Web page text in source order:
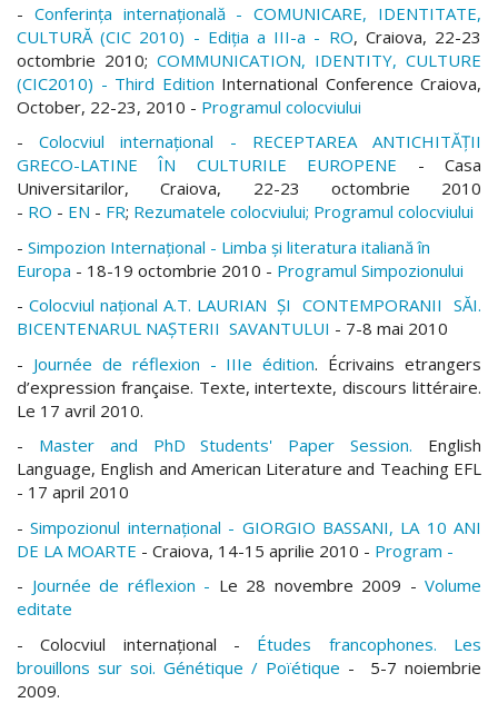
- Conferinţa internaţională - COMUNICARE, IDENTITATE,
CULTURĂ (CIC 2010) - Ediţia a III-a - RO, Craiova, 22-23
octombrie 2010; COMMUNICATION, IDENTITY, CULTURE
(CIC2010) - Third Edition International Conference Craiova,
October, 22-23, 2010 - Programul colocviului
-
Colocviul internaţional - RECEPTAREA ANTICHITĂŢII
GRECO-LATINE ÎN CULTURILE EUROPENE
- Casa
Universitarilor, Craiova, 22-23 octombrie 2010
- RO - EN - FR; Rezumatele colocviului; Programul colocviului
- Simpozion Internaţional - Limba şi literatura italiană în
Europa - 18-19 octombrie 2010 - Programul Simpozionului
- Colocviul naţional A.T. LAURIAN ŞI CONTEMPORANII SĂI.
BICENTENARUL NAŞTERII SAVANTULUI - 7-8 mai 2010
- Journée de réflexion - IIIe édition. Écrivains etrangers
d’expression française. Texte, intertexte, discours littéraire.
Le 17 avril 2010.
-
Master and PhD Students' Paper Session.
English
Language, English and American Literature and Teaching EFL
- 17 april 2010
- Simpozionul internaţional - GIORGIO BASSANI, LA 10 ANI
DE LA MOARTE - Craiova, 14-15 aprilie 2010 - Program -
- Journée de réflexion - Le 28 novembre 2009 - Volume
editate
- Colocviul internaţional -
Études francophones. Les
brouillons sur soi. Génétique / Poïétique - 5-7 noiembrie
2009.